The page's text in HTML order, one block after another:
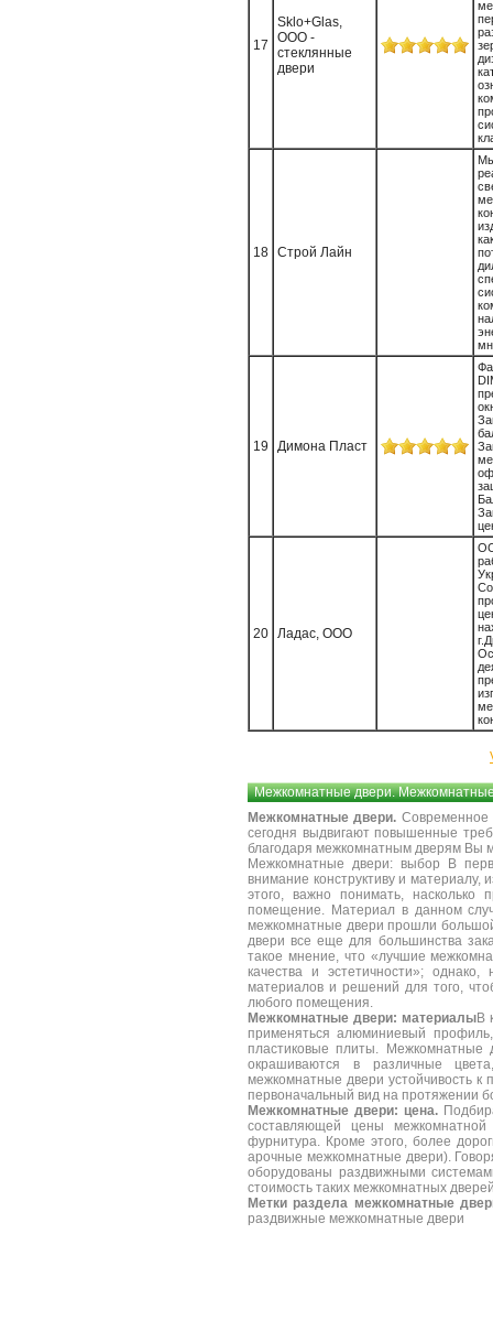
17
Sklo+Glas,
ООО -
стеклянные
двери
18 Строй Лайн
19 Димона Пласт
20 Ладас, ООО
Межкомнатные двери. Межкомнатные
Межкомнатные двери. Современное
сегодня выдвигают повышенные
благодаря межкомнатным дверям Вы
Межкомнатные двери: выбор В
внимание конструктиву и
этого, важно понимать, насколько
помещение. Материал в данном
межкомнатные двери прошли
двери все еще для большинства
такое мнение, что «лучшие
качества и эстетичности»;
материалов и решений для того,
любого помещения.
Межкомнатные двери: материалыВ
применяться алюминиевый
пластиковые плиты. Межкомнатные
окрашиваются в различные
межкомнатные двери устойчивость
первоначальный вид на протяжении
Межкомнатные двери: цена.
составляющей цены
фурнитура. Кроме этого, более
арочные межкомнатные двери).
оборудованы раздвижными
стоимость таких межкомнатных
Метки раздела межкомнатные
раздвижные межкомнатные двери